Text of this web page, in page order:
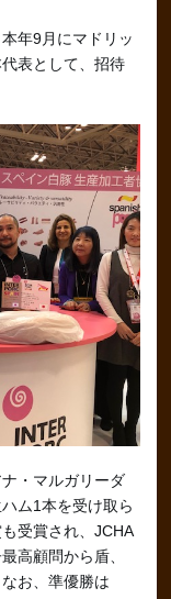
年9月にマドリッ
表として、招待
・マルガリーダ
ム1本を受け取ら
受賞され、JCHA
高顧問から盾、
お、準優勝は